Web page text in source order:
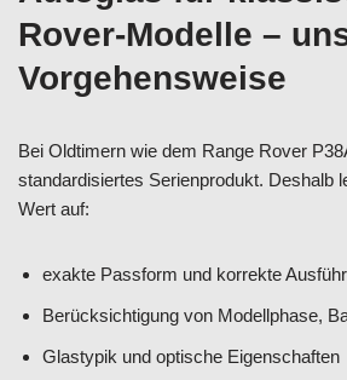
Rover-Modelle –
Vorgehensweise
Bei Oldtimern wie dem Range Rover
standardisiertes Serienprodukt. Deshalb
Wert auf:
exakte Passform und korrekte
Berücksichtigung von Modellphase,
Glastypik und optische Eigenschaften